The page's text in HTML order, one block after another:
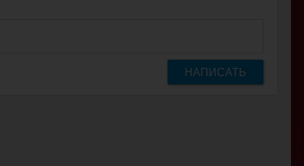
НАПИСАТЬ